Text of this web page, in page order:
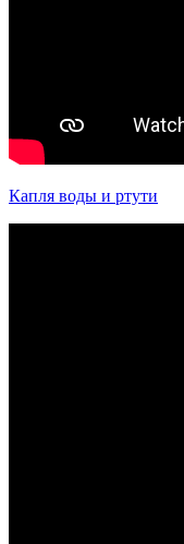
Капля воды и ртути